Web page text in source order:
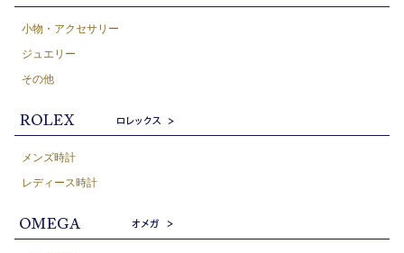
小物・アクセサリー
ジュエリー
その他
メンズ時計
レディース時計